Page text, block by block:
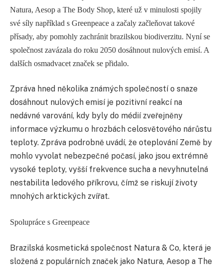
Natura, Aesop a The Body Shop, které už v minulosti spojily
své síly například s Greenpeace a začaly začleňovat takové
přísady, aby pomohly zachránit brazilskou biodiverzitu. Nyní se
společnost zavázala do roku 2050 dosáhnout nulových emisí. A
dalších osmadvacet značek se přidalo.
Zpráva hned několika známých společností o snaze
dosáhnout nulových emisí je pozitivní reakcí na
nedávné varování, kdy byly do médií zveřejněny
informace výzkumu o hrozbách celosvětového nárůstu
teploty. Zpráva podrobně uvádí, že oteplování Země by
mohlo vyvolat nebezpečné počasí, jako jsou extrémně
vysoké teploty, vyšší frekvence sucha a nevyhnutelná
nestabilita ledového příkrovu, čímž se riskují životy
mnohých arktických zvířat.
Spolupráce s Greenpeace
Brazilská kosmetická společnost Natura & Co, která je
složená z populárních značek jako Natura, Aesop a The